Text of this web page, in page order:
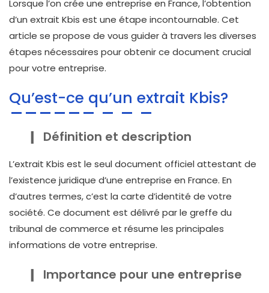
Lorsque l’on crée une entreprise en France, l’obtention
d’un extrait Kbis est une étape incontournable. Cet
article se propose de vous guider à travers les diverses
étapes nécessaires pour obtenir ce document crucial
pour votre entreprise.
Qu’est-ce qu’un extrait Kbis?
Définition et description
L’extrait Kbis est le seul document officiel attestant de
l’existence juridique d’une entreprise en France. En
d’autres termes, c’est la carte d’identité de votre
société. Ce document est délivré par le greffe du
tribunal de commerce et résume les principales
informations de votre entreprise.
Importance pour une entreprise